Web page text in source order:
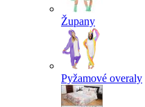
Župany
Pyžamové overaly